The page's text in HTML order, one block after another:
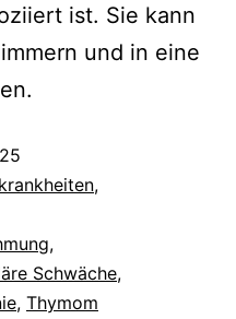
ist. Sie kann
und in eine
,
,
Schwäche,
, Thymom